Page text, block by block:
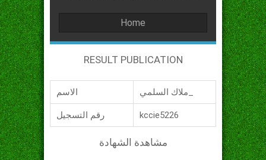
Home
RESULT PUBLICATION
الاسم
رقم التسجيل kccie5226
مشاهدة الشهادة